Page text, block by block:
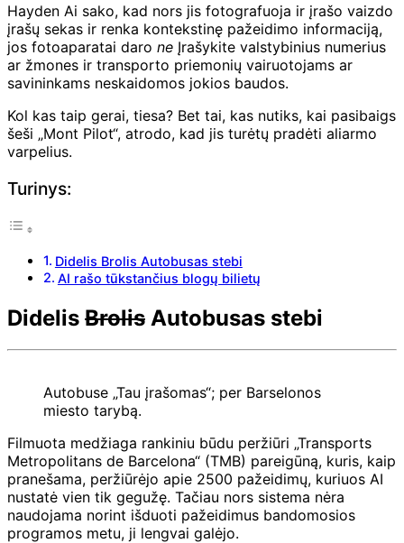
Hayden Ai sako, kad nors jis fotografuoja ir įrašo vaizdo
įrašų sekas ir renka kontekstinę pažeidimo informaciją,
jos fotoaparatai daro ne Įrašykite valstybinius numerius
ar žmones ir transporto priemonių vairuotojams ar
savininkams neskaidomos jokios baudos.
Kol kas taip gerai, tiesa? Bet tai, kas nutiks, kai pasibaigs
šeši „Mont Pilot“, atrodo, kad jis turėtų pradėti aliarmo
varpelius.
Turinys:
Didelis Brolis Autobusas stebi
AI rašo tūkstančius blogų bilietų
Didelis Brolis Autobusas stebi
Autobuse „Tau įrašomas“; per Barselonos
miesto tarybą.
Filmuota medžiaga rankiniu būdu peržiūri „Transports
Metropolitans de Barcelona“ (TMB) pareigūną, kuris, kaip
pranešama, peržiūrėjo apie 2500 pažeidimų, kuriuos AI
nustatė vien tik gegužę. Tačiau nors sistema nėra
naudojama norint išduoti pažeidimus bandomosios
programos metu, ji lengvai galėjo.